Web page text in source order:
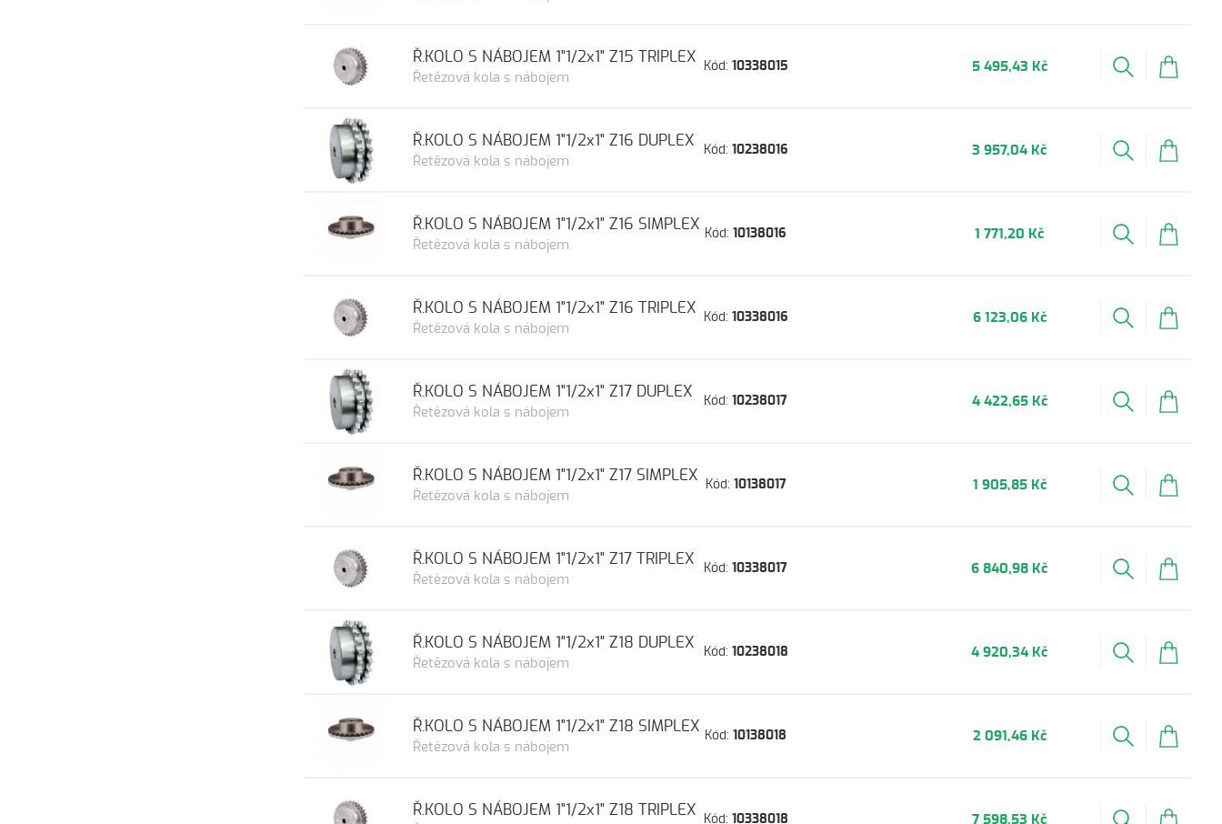
Kód: 10338015
Řetězová kola s nábojem
Ř.KOLO S NÁBOJEM 1"1/2x1" Z15 TRIPLEX
5 495,43 Kč
Kód: 10238016
Řetězová kola s nábojem
Ř.KOLO S NÁBOJEM 1"1/2x1" Z16 DUPLEX
3 957,04 Kč
Kód:10138016
Řetězová kola s nábojem
Ř.KOLO S NÁBOJEM 1"1/2x1" Z16 SIMPLEX
1 771,20 Kč
Kód: 10338016
Řetězová kola s nábojem
Ř.KOLO S NÁBOJEM 1"1/2x1" Z16 TRIPLEX
6 123,06 Kč
Kód:10238017
Řetězová kola s nábojem
Ř.KOLO S NÁBOJEM 1"1/2x1" Z17 DUPLEX
4 422,65 Kč
Kód: 10138017
Řetězová kola s nábojem
Ř.KOLO S NÁBOJEM 1"1/2x1" Z17 SIMPLEX
1 905,85 Kč
Kód:10338017
Řetězová kola s nábojem
Ř.KOLO S NÁBOJEM 1"1/2x1" Z17 TRIPLEX
6 840,98 Kč
Kód: 10238018
Řetězová kola s nábojem
Ř.KOLO S NÁBOJEM 1"1/2x1" Z18 DUPLEX
4 920,34 Kč
Kód:10138018
Řetězová kola s nábojem
Ř.KOLO S NÁBOJEM 1"1/2x1" Z18 SIMPLEX
2 091,46 Kč
Kód: 10338018
Ř.KOLO S NÁBOJEM 1"1/2x1" Z18 TRIPLEX
7 598,53 Kč